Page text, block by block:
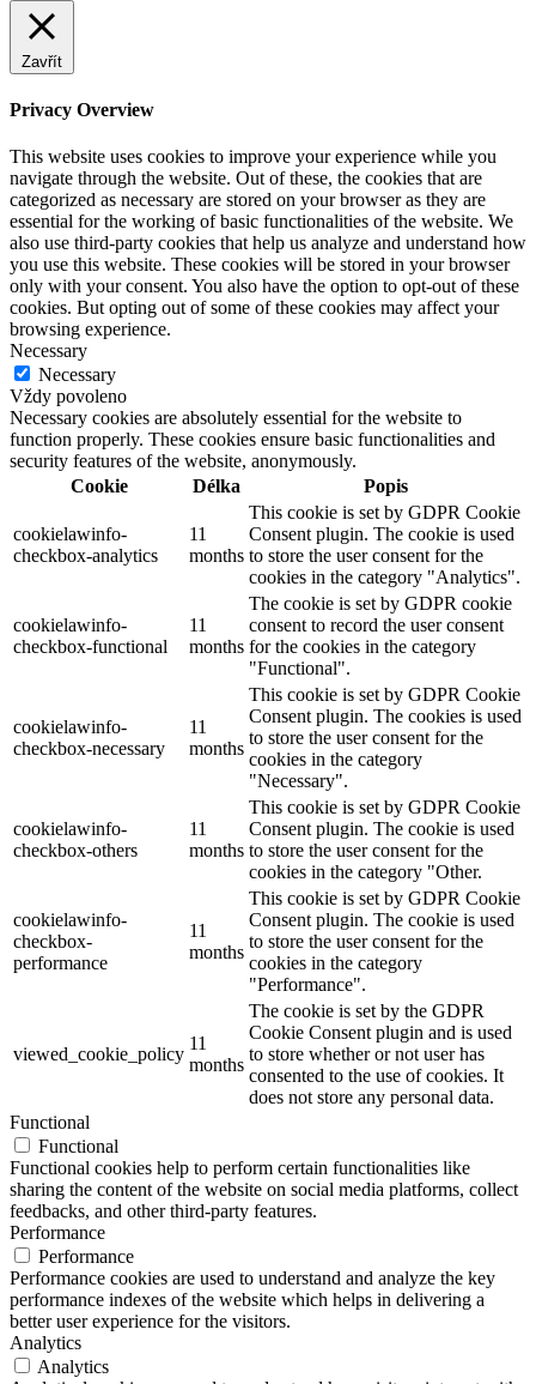
Zavřít
Privacy Overview
This website uses cookies to improve your experience while you
navigate through the website. Out of these, the cookies that are
categorized as necessary are stored on your browser as they are
essential for the working of basic functionalities of the website. We
also use third-party cookies that help us analyze and understand how
you use this website. These cookies will be stored in your browser
only with your consent. You also have the option to opt-out of these
cookies. But opting out of some of these cookies may affect your
browsing experience.
Necessary
Necessary
Vždy povoleno
Necessary cookies are absolutely essential for the website to
function properly. These cookies ensure basic functionalities and
security features of the website, anonymously.
Cookie
Délka Popis
cookielawinfo-
checkbox-analytics
11
months
This cookie is set by GDPR Cookie
Consent plugin. The cookie is used
to store the user consent for the
cookies in the category "Analytics".
cookielawinfo-
checkbox-functional
11
months
The cookie is set by GDPR cookie
consent to record the user consent
for the cookies in the category
"Functional".
cookielawinfo-
checkbox-necessary
11
months
This cookie is set by GDPR Cookie
Consent plugin. The cookies is used
to store the user consent for the
cookies in the category
"Necessary".
cookielawinfo-
checkbox-others
11
months
This cookie is set by GDPR Cookie
Consent plugin. The cookie is used
to store the user consent for the
cookies in the category "Other.
cookielawinfo-
checkbox-
performance
11
months
This cookie is set by GDPR Cookie
Consent plugin. The cookie is used
to store the user consent for the
cookies in the category
"Performance".
viewed_cookie_policy
11
months
The cookie is set by the GDPR
Cookie Consent plugin and is used
to store whether or not user has
consented to the use of cookies. It
does not store any personal data.
Functional
Functional
Functional cookies help to perform certain functionalities like
sharing the content of the website on social media platforms, collect
feedbacks, and other third-party features.
Performance
Performance
Performance cookies are used to understand and analyze the key
performance indexes of the website which helps in delivering a
better user experience for the visitors.
Analytics
Analytics